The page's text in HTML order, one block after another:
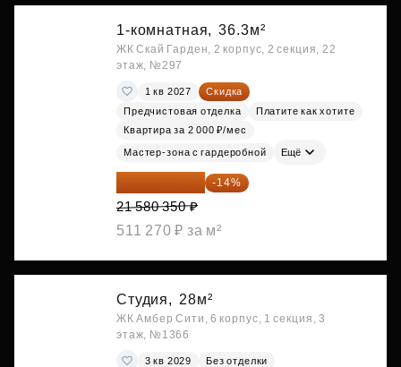
1-комнатная, 36.3м²
ЖК Скай Гарден, 2 корпус, 2 секция, 22
этаж, №297
1 кв 2027
Скидка
Предчистовая отделка
Платите как хотите
Квартира за 2 000 ₽/мес
Мастер-зона с гардеробной Ещё
18 559 101 ₽ -14%
21 580 350 ₽
511 270 ₽ за м²
Студия, 28м²
ЖК Амбер Сити, 6 корпус, 1 секция, 3
этаж, №1366
3 кв 2029
Без отделки